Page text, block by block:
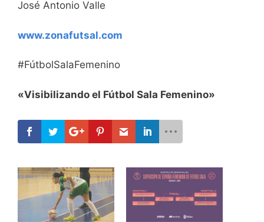
José Antonio Valle
www.zonafutsal.com
#FútbolSalaFemenino
«Visibilizando el Fútbol Sala Femenino»